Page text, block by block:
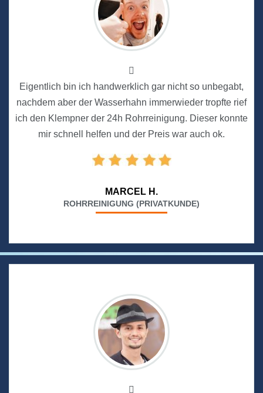
Eigentlich bin ich handwerklich gar nicht so unbegabt,
nachdem aber der Wasserhahn immerwieder tropfte rief
ich den Klempner der 24h Rohrreinigung. Dieser konnte
mir schnell helfen und der Preis war auch ok.
MARCEL H.
ROHRREINIGUNG (PRIVATKUNDE)